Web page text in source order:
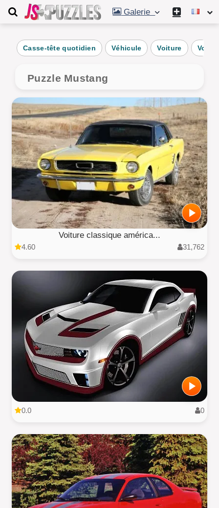
Galerie
Casse-tête quotidien Véhicule Voiture
Puzzle Mustang
Voiture classique américa...
4.60 31,762
0.0 0